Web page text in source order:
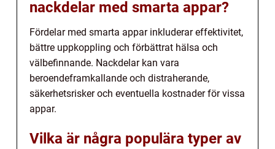
nackdelar med smarta appar?
Fördelar med smarta appar inkluderar effektivitet,
bättre uppkoppling och förbättrat hälsa och
välbefinnande. Nackdelar kan vara
beroendeframkallande och distraherande,
säkerhetsrisker och eventuella kostnader för vissa
appar.
Vilka är några populära typer av